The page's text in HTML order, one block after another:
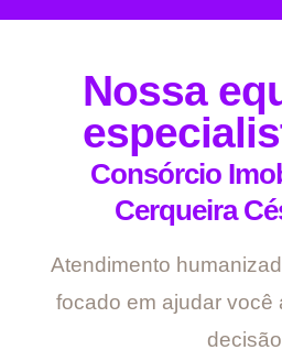
Nossa
Consórcio
Cerqueira
Atendimento
focado em ajudar você